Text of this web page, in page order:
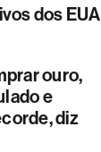
dos EUA
ouro,
e
diz